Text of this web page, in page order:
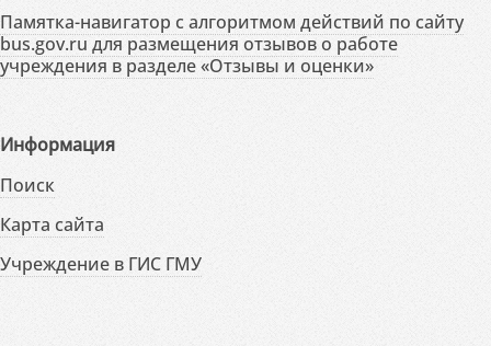
Памятка-навигатор с алгоритмом действий по сайту
bus.gov.ru для размещения отзывов о работе
учреждения в разделе «Отзывы и оценки»
Информация
Поиск
Карта сайта
Учреждение в ГИС ГМУ